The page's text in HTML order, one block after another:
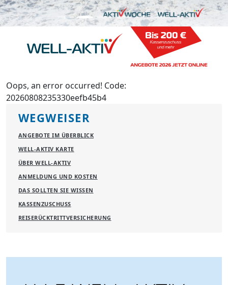
Oops, an error occurred! Code:
20260808235330eefb45b4
WEGWEISER
ANGEBOTE IM ÜBERBLICK
WELL-AKTIV KARTE
ÜBER WELL-AKTIV
ANMELDUNG UND KOSTEN
DAS SOLLTEN SIE WISSEN
KASSENZUSCHUSS
REISERÜCKTRITTVERSICHERUNG